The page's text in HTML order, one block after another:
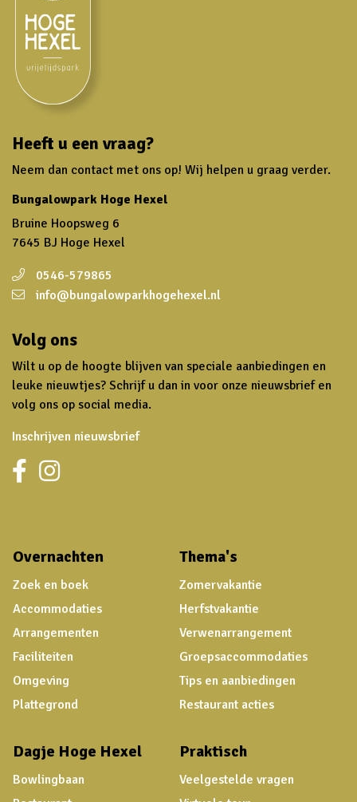
Heeft u een vraag?
Neem dan contact met ons op! Wij helpen u graag verder.
Bungalowpark Hoge Hexel
Bruine Hoopsweg 6
7645 BJ Hoge Hexel
0546-579865
info@bungalowparkhogehexel.nl
Volg ons
Wilt u op de hoogte blijven van speciale aanbiedingen en
leuke nieuwtjes? Schrijf u dan in voor onze nieuwsbrief en
volg ons op social media.
Inschrijven nieuwsbrief
Overnachten
Zoek en boek
Accommodaties
Arrangementen
Faciliteiten
Omgeving
Plattegrond
Thema's
Zomervakantie
Herfstvakantie
Verwenarrangement
Groepsaccommodaties
Tips en aanbiedingen
Restaurant acties
Dagje Hoge Hexel
Bowlingbaan
Praktisch
Veelgestelde vragen